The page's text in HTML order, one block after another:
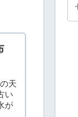
天
い
が